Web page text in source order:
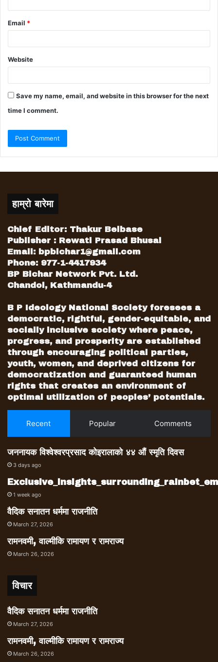
Email *
Website
Save my name, email, and website in this browser for the next
time I comment.
हाम्रो बारेमा
Chief Editor: Thakur Belbase
Publisher : Rewati Prasad Bhusal
Email: bpbichar1@gmail.com
Phone: 977-1-4417934
BP Bichar Network Pvt. Ltd.
Chandol, Kathmandu-4
B P Ideology National Society foresees a
democratic, rightful, gender-equitable, and
socially inclusive society where peace,
progress, and prosperity are established
through encouraging political parties,
youth, women, and deprived citizens for
democratization and guaranteed human
rights that creates an environment of
optimal utilization of peoples’ potentials.
Recent Popular Comments
जननायक विश्वेश्वरप्रसाद कोइरालाको ४४ औं स्मृति दिवस
3 days ago
1 week ago
वैदिक सनातन धर्ममा राजनीति
March 27, 2026
रामनवमी, वाल्मीकि रामायण र रामराज्य
March 26, 2026
विचार
वैदिक सनातन धर्ममा राजनीति
March 27, 2026
रामनवमी, वाल्मीकि रामायण र रामराज्य
March 26, 2026